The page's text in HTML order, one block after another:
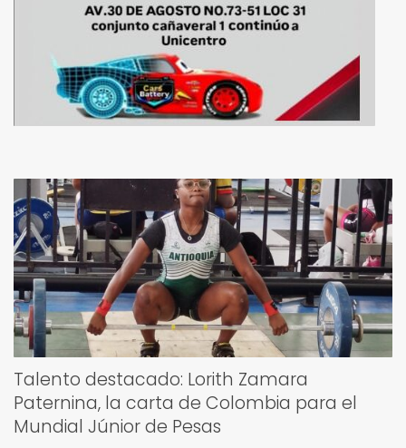
Talento destacado: Lorith Zamara
Paternina, la carta de Colombia para el
Mundial Júnior de Pesas